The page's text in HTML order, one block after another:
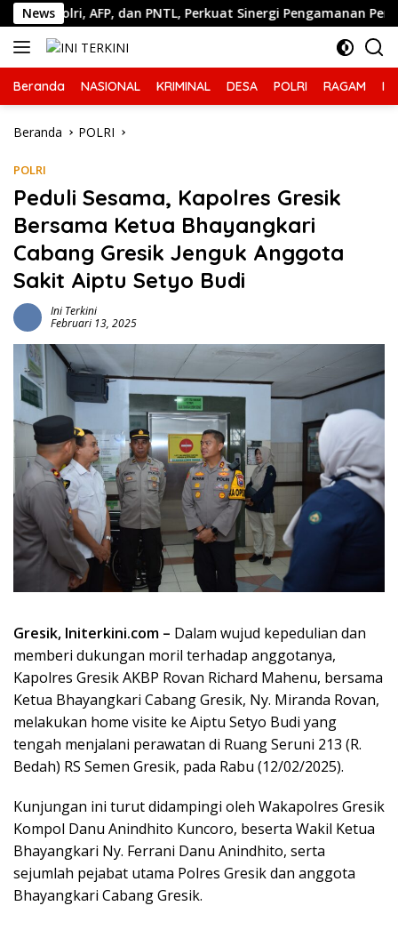
Langsung
ke
konten
News
AFP, dan PNTL, Perkuat Sinergi Pengamanan Perbatasan
Beranda NASIONAL KRIMINAL DESA POLRI RAGAM
Beranda POLRI
POLRI
Peduli Sesama, Kapolres Gresik
Bersama Ketua Bhayangkari
Cabang Gresik Jenguk Anggota
Sakit Aiptu Setyo Budi
Ini Terkini
Februari 13, 2025
Gresik, Initerkini.com – Dalam wujud kepedulian dan
memberi dukungan moril terhadap anggotanya,
Kapolres Gresik AKBP Rovan Richard Mahenu, bersama
Ketua Bhayangkari Cabang Gresik, Ny. Miranda Rovan,
melakukan home visite ke Aiptu Setyo Budi yang
tengah menjalani perawatan di Ruang Seruni 213 (R.
Bedah) RS Semen Gresik, pada Rabu (12/02/2025).
Kunjungan ini turut didampingi oleh Wakapolres Gresik
Kompol Danu Anindhito Kuncoro, beserta Wakil Ketua
Bhayangkari Ny. Ferrani Danu Anindhito, serta
sejumlah pejabat utama Polres Gresik dan anggota
Bhayangkari Cabang Gresik.